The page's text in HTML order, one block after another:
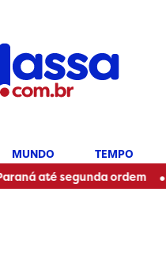
MUNDO TEMPO
segunda ordem • Casal